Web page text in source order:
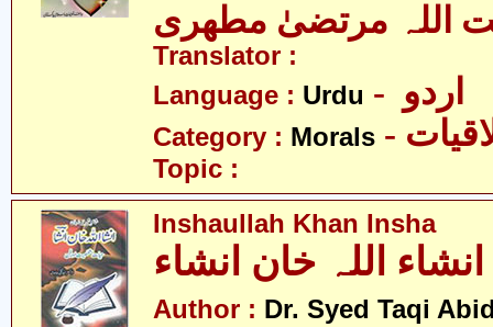
اللہ مرتضیٰ مطھری
Translator :
Language : Urdu
Category : Morals
Topic :
Inshaullah Khan Insha
انشاء اللہ خان انشاء
Author : Dr. Syed Taqi